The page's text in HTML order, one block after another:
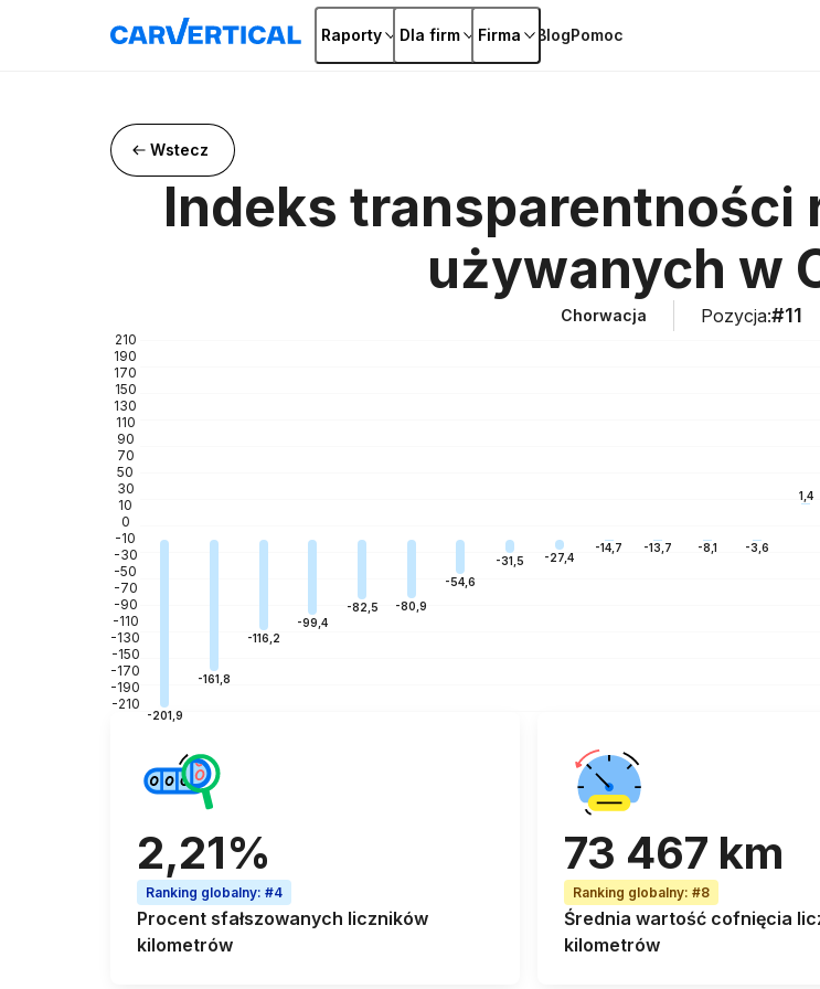
Raporty Dla firm Firma BlogPomoc
Wstecz
Indeks transparentności
używanych w
Chorwacja Pozycja:#11
210
190
170
150
130
110
90
70
50
30
10
0
-10
-30
-50
-70
-90
-110
-130
-150
-170
-190
-210
-201,9
-161,8
-116,2
-99,4
-82,5 -80,9
-54,6
-31,5 -27,4
-14,7 -13,7 -8,1 -3,6
1,4
2,21%
Ranking globalny: #4
Procent sfałszowanych liczników
kilometrów
73 467 km
Ranking globalny: #8
Średnia wartość cofnięcia
kilometrów